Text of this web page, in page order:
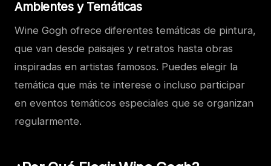
Ambientes y Temáticas
Wine Gogh ofrece diferentes temáticas de pintura,
que van desde paisajes y retratos hasta obras
inspiradas en artistas famosos. Puedes elegir la
temática que más te interese o incluso participar
en eventos temáticos especiales que se organizan
regularmente.